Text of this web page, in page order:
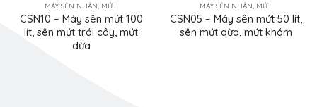
MÁY SÊN NHÂN, MỨT
CSN10 – Máy sên mứt 100
lít, sên mứt trái cây, mứt
dừa
MÁY SÊN NHÂN, MỨT
CSN05 – Máy sên mứt 50 lít,
sên mứt dừa, mứt khóm